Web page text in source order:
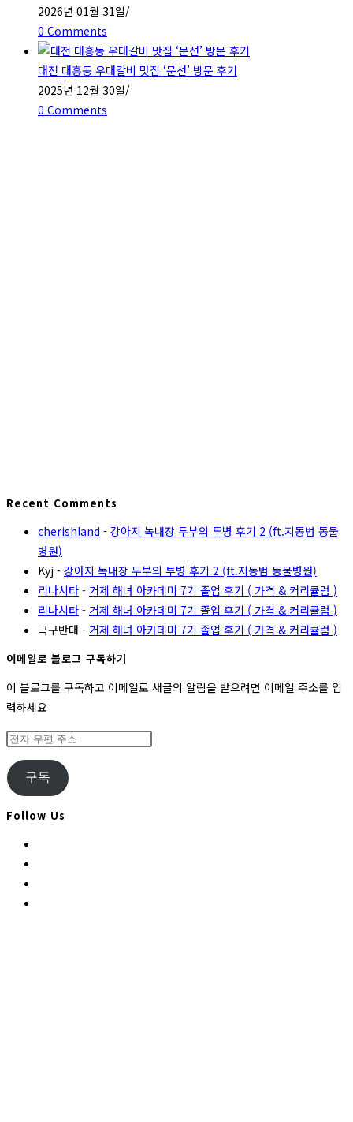
2026년 01월 31일/
0 Comments
대전 대흥동 우대갈비 맛집 ‘문선’ 방문 후기
2025년 12월 30일/
0 Comments
Recent Comments
cherishland - 강아지 녹내장 두부의 투병 후기 2 (ft.지동범 동물
병원)
Kyj - 강아지 녹내장 두부의 투병 후기 2 (ft.지동범 동물병원)
리나시타 - 거제 해녀 아카데미 7기 졸업 후기 ( 가격 & 커리큘럼 )
리나시타 - 거제 해녀 아카데미 7기 졸업 후기 ( 가격 & 커리큘럼 )
극구반대 - 거제 해녀 아카데미 7기 졸업 후기 ( 가격 & 커리큘럼 )
이메일로 블로그 구독하기
이 블로그를 구독하고 이메일로 새글의 알림을 받으려면 이메일 주소를 입
력하세요
전
우
편
주
구독
Follow Us